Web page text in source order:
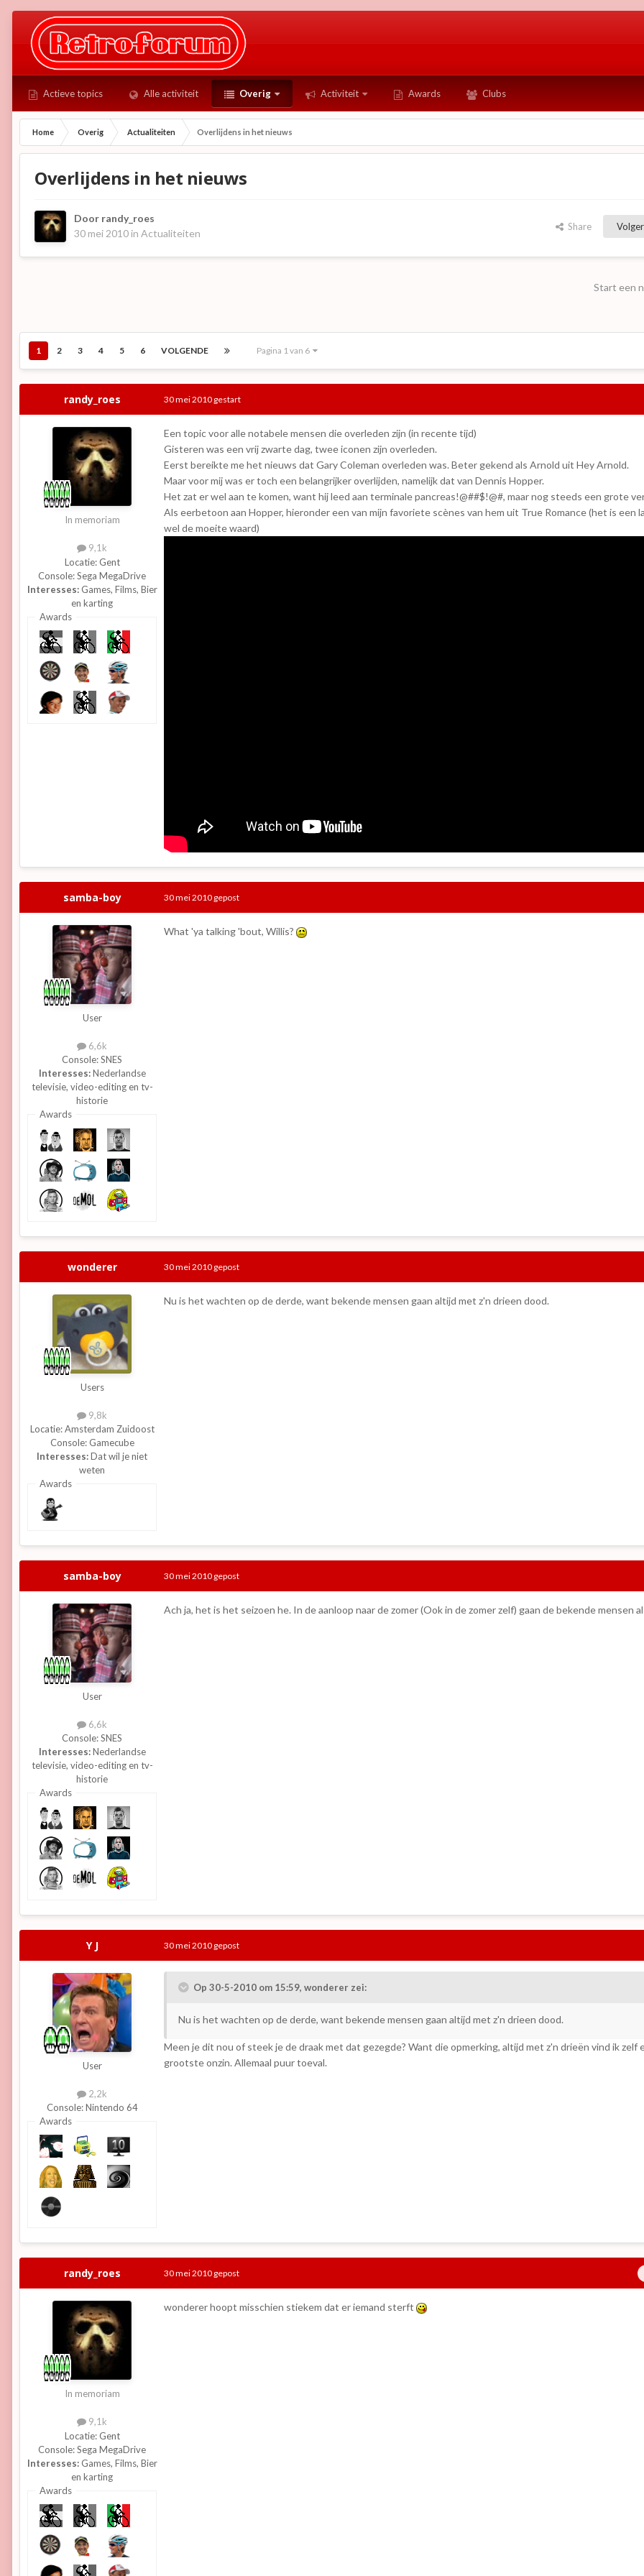
Actieve topics Alle activiteit Overig Activiteit Awards Clubs
Home Overig Actualiteiten Overlijdens in het nieuws
Overlijdens in het nieuws
Door randy_roes
30 mei 2010 in Actualiteiten
Share
Start een
1 2 3 4 5 6 VOLGENDE Pagina 1 van 6
randy_roes
In memoriam
9,1k
Locatie: Gent
Console:Sega MegaDrive
Interesses:Games, Films, Bier
en karting
Awards
30 mei 2010 gestart
Een topic voor alle notabele mensen die overleden zijn (in recente tijd)
Gisteren was een vrij zwarte dag, twee iconen zijn overleden.
Eerst bereikte me het nieuws dat Gary Coleman overleden was. Beter gekend als Arnold uit Hey Arnold.
Maar voor mij was er toch een belangrijker overlijden, namelijk dat van Dennis Hopper.
Het zat er wel aan te komen, want hij leed aan terminale pancreas!@##$!@#, maar nog steeds een grote
Als eerbetoon aan Hopper, hieronder een van mijn favoriete scènes van hem uit True Romance (het is een
wel de moeite waard)
samba-boy
User
6,6k
Console:SNES
Interesses:Nederlandse
televisie, video-editing en tv-
historie
Awards
30 mei 2010 gepost
What 'ya talking 'bout, Willis?
wonderer
Users
9,8k
Locatie:Amsterdam Zuidoost
Console: Gamecube
Interesses:Dat wil je niet
weten
Awards
30 mei 2010 gepost
Nu is het wachten op de derde, want bekende mensen gaan altijd met z'n drieen dood.
samba-boy
User
6,6k
Console:SNES
Interesses:Nederlandse
televisie, video-editing en tv-
historie
Awards
30 mei 2010 gepost
Ach ja, het is het seizoen he. In de aanloop naar de zomer (Ook in de zomer zelf) gaan de bekende mensen
Y J
User
2,2k
Console:Nintendo 64
Awards
30 mei 2010 gepost
Op 30-5-2010 om 15:59, wonderer zei:
Nu is het wachten op de derde, want bekende mensen gaan altijd met z'n drieen dood.
Meen je dit nou of steek je de draak met dat gezegde? Want die opmerking, altijd met z'n drieën vind ik zelf
grootste onzin. Allemaal puur toeval.
randy_roes
In memoriam
9,1k
Locatie: Gent
Console:Sega MegaDrive
Interesses:Games, Films, Bier
en karting
Awards
30 mei 2010 gepost
wonderer hoopt misschien stiekem dat er iemand sterft